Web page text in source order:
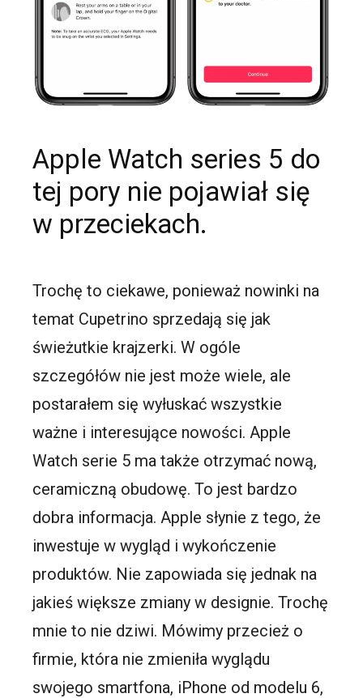
Apple Watch series 5 do
tej pory nie pojawiał się
w przeciekach.
Trochę to ciekawe, ponieważ nowinki na
temat Cupetrino sprzedają się jak
świeżutkie krajzerki. W ogóle
szczegółów nie jest może wiele, ale
postarałem się wyłuskać wszystkie
ważne i interesujące nowości. Apple
Watch serie 5 ma także otrzymać nową,
ceramiczną obudowę. To jest bardzo
dobra informacja. Apple słynie z tego, że
inwestuje w wygląd i wykończenie
produktów. Nie zapowiada się jednak na
jakieś większe zmiany w designie. Trochę
mnie to nie dziwi. Mówimy przecież o
firmie, która nie zmieniła wyglądu
swojego smartfona, iPhone od modelu 6,